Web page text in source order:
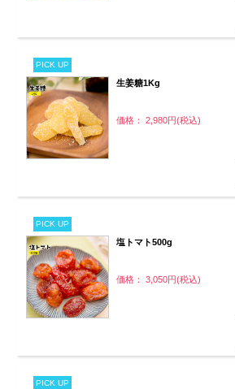
PICK UP
生姜糖1Kg
価格： 2,980円(税込)
PICK UP
塩トマト500g
価格： 3,050円(税込)
PICK UP